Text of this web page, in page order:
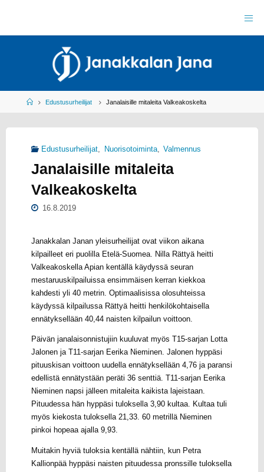
AN
HomeEdustusurheilijat Janalaisille mitaleita Valkeakoskelta
Edustusurheilijat, Nuorisotoiminta, Valmennus
Janalaisille mitaleita
Valkeakoskelta
16.8.2019
Janakkalan Janan yleisurheilijat ovat viikon aikana
kilpailleet eri puolilla Etelä-Suomea. Nilla Rättyä heitti
Valkeakoskella Apian kentällä käydyssä seuran
mestaruuskilpailuissa ensimmäisen kerran kiekkoa
kahdesti yli 40 metrin. Optimaalisissa olosuhteissa
käydyssä kilpailussa Rättyä heitti henkilökohtaisella
ennätyksellään 40,44 naisten kilpailun voittoon.
Päivän janalaisonnistujiin kuuluvat myös T15-sarjan Lotta
Jalonen ja T11-sarjan Eerika Nieminen. Jalonen hyppäsi
pituuskisan voittoon uudella ennätyksellään 4,76 ja paransi
edellistä ennätystään peräti 36 senttiä. T11-sarjan Eerika
Nieminen napsi jälleen mitaleita kaikista lajeistaan.
Pituudessa hän hyppäsi tuloksella 3,90 kultaa. Kultaa tuli
myös kiekosta tuloksella 21,33. 60 metrillä Nieminen
pinkoi hopeaa ajalla 9,93.
Muitakin hyviä tuloksia kentällä nähtiin, kun Petra
Kallionpää hyppäsi naisten pituudessa pronssille tuloksella